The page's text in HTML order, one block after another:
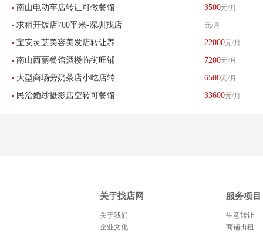
南山电动车店转让可做餐馆
小吃足疗美容美发服装店
3500元/月
求租开饭店700平米-深圳找店
网
元/月
宝安灵芝美容美发店转让养
生店低价转让-已转让
22000元/月
南山西丽餐馆酒楼临街旺铺
转让
7200元/月
大型商场旁奶茶店小吃店转
让-已转让
6500元/月
民治婚纱摄影店空转可餐馆 33600元/月
关于找店网
关于我们
企业文化
服务项目
生意转让
商铺出租